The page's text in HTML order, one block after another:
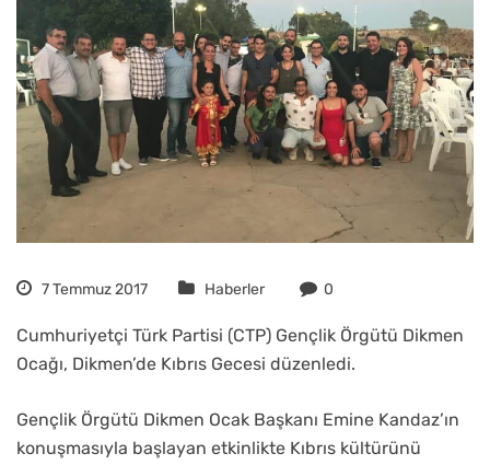
7 Temmuz 2017 Haberler 0
Cumhuriyetçi Türk Partisi (CTP) Gençlik Örgütü Dikmen
Ocağı, Dikmen’de Kıbrıs Gecesi düzenledi.
Gençlik Örgütü Dikmen Ocak Başkanı Emine Kandaz’ın
konuşmasıyla başlayan etkinlikte Kıbrıs kültürünü